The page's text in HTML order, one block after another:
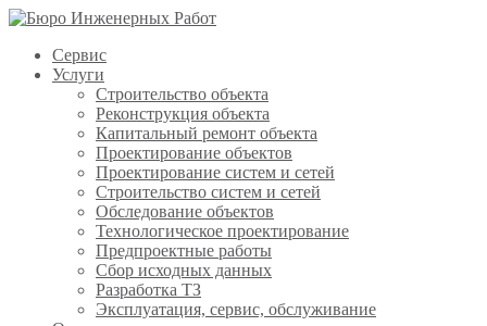
Сервис
Услуги
Строительство объекта
Реконструкция объекта
Капитальный ремонт объекта
Проектирование объектов
Проектирование систем и сетей
Строительство систем и сетей
Обследование объектов
Технологическое проектирование
Предпроектные работы
Сбор исходных данных
Разработка ТЗ
Эксплуатация, сервис, обслуживание